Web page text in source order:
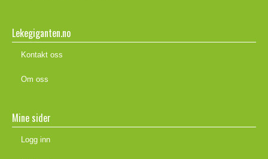
Lekegiganten.no
Kontakt oss
Om oss
Mine sider
Logg inn